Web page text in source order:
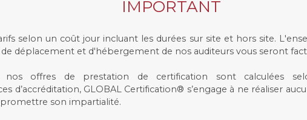
IMPORTANT
selon un coût jour incluant les durées sur site et hors site.
de déplacement et d'hébergement de nos auditeurs vous seront
nos offres de prestation de certification sont calculées
d’accréditation, GLOBAL Certification® s’engage à ne réaliser
son impartialité.